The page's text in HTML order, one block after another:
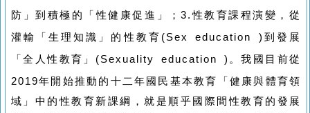
防」到積極的「性健康促進」；3.性教育課程演變，從
灌輸「生理知識」的性教育 (Sex education ) 到發展
「全人性教育」 (Sexuality education ) 。我國目前從
2019年開始推動的十二年國民基本教育「健康與體育領
域」中的性教育新課綱，就是順乎國際間性教育的發展